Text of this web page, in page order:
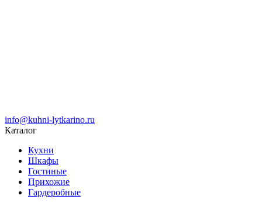
info@kuhni-lytkarino.ru
Каталог
Кухни
Шкафы
Гостиные
Прихожие
Гардеробные